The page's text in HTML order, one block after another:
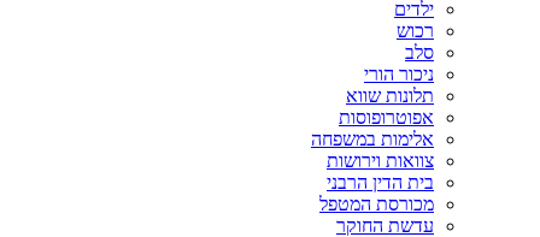
ילדים
רכוש
סלב
ניכור הורי
תלונות שווא
אפוטרופוסות
אלימות במשפחה
צוואות וירושות
בית הדין הרבני
מכורסת המטפל
עדשת החוקר